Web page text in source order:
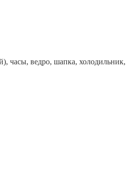
часы, ведро, шапка, холодильник,